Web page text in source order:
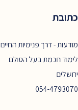
כתובת
מודעות - דרך פנימיות החיים
לימוד חכמת בעל הסולם
ירושלים
054-4793070